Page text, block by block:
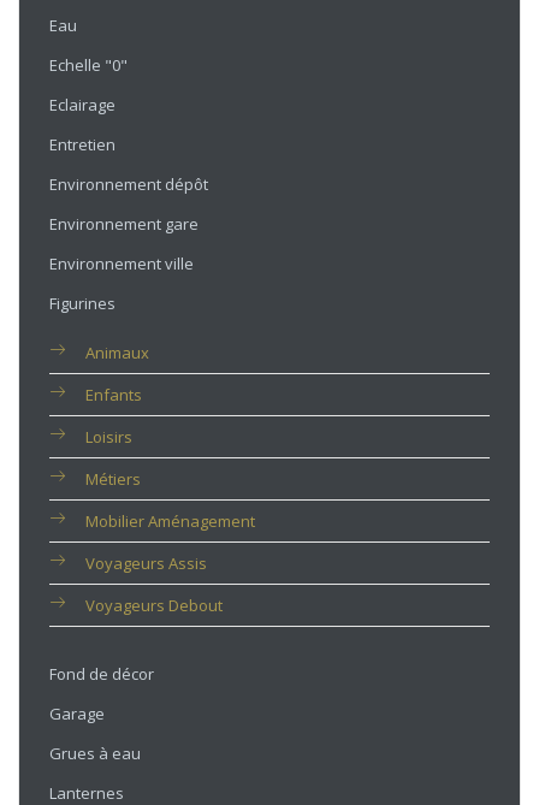
Eau
Echelle "0"
Eclairage
Entretien
Environnement dépôt
Environnement gare
Environnement ville
Figurines
Animaux
Enfants
Loisirs
Métiers
Mobilier Aménagement
Voyageurs Assis
Voyageurs Debout
Fond de décor
Garage
Grues à eau
Lanternes